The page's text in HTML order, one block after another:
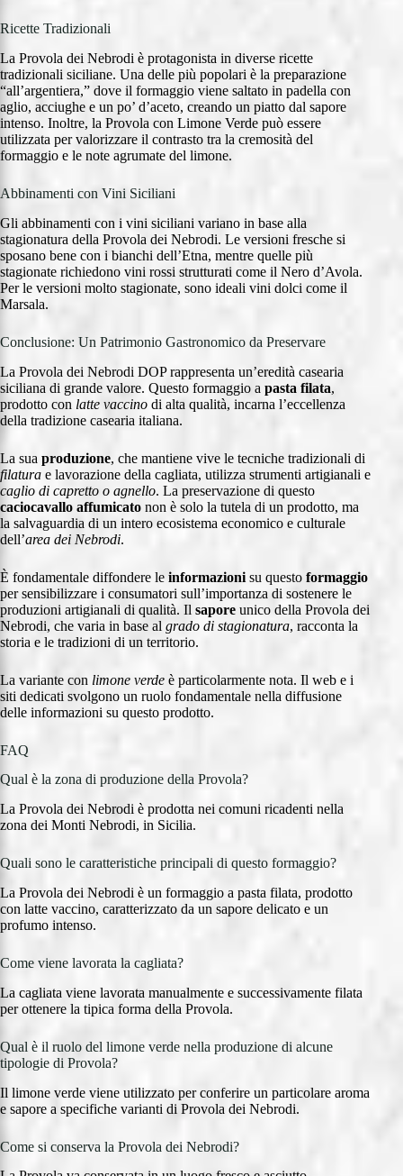
Ricette Tradizionali
La Provola dei Nebrodi è protagonista in diverse ricette
tradizionali siciliane. Una delle più popolari è la preparazione
“all’argentiera,” dove il formaggio viene saltato in padella con
aglio, acciughe e un po’ d’aceto, creando un piatto dal sapore
intenso. Inoltre, la Provola con Limone Verde può essere
utilizzata per valorizzare il contrasto tra la cremosità del
formaggio e le note agrumate del limone.
Abbinamenti con Vini Siciliani
Gli abbinamenti con i vini siciliani variano in base alla
stagionatura della Provola dei Nebrodi. Le versioni fresche si
sposano bene con i bianchi dell’Etna, mentre quelle più
stagionate richiedono vini rossi strutturati come il Nero d’Avola.
Per le versioni molto stagionate, sono ideali vini dolci come il
Marsala.
Conclusione: Un Patrimonio Gastronomico da Preservare
La Provola dei Nebrodi DOP rappresenta un’eredità casearia
siciliana di grande valore. Questo formaggio a pasta filata,
prodotto con latte vaccino di alta qualità, incarna l’eccellenza
della tradizione casearia italiana.
La sua produzione, che mantiene vive le tecniche tradizionali di
filatura e lavorazione della cagliata, utilizza strumenti artigianali e
caglio di capretto o agnello. La preservazione di questo
caciocavallo affumicato non è solo la tutela di un prodotto, ma
la salvaguardia di un intero ecosistema economico e culturale
dell’area dei Nebrodi.
È fondamentale diffondere le informazioni su questo formaggio
per sensibilizzare i consumatori sull’importanza di sostenere le
produzioni artigianali di qualità. Il sapore unico della Provola dei
Nebrodi, che varia in base al grado di stagionatura, racconta la
storia e le tradizioni di un territorio.
La variante con limone verde è particolarmente nota. Il web e i
siti dedicati svolgono un ruolo fondamentale nella diffusione
delle informazioni su questo prodotto.
FAQ
Qual è la zona di produzione della Provola?
La Provola dei Nebrodi è prodotta nei comuni ricadenti nella
zona dei Monti Nebrodi, in Sicilia.
Quali sono le caratteristiche principali di questo formaggio?
La Provola dei Nebrodi è un formaggio a pasta filata, prodotto
con latte vaccino, caratterizzato da un sapore delicato e un
profumo intenso.
Come viene lavorata la cagliata?
La cagliata viene lavorata manualmente e successivamente filata
per ottenere la tipica forma della Provola.
Qual è il ruolo del limone verde nella produzione di alcune
tipologie di Provola?
Il limone verde viene utilizzato per conferire un particolare aroma
e sapore a specifiche varianti di Provola dei Nebrodi.
Come si conserva la Provola dei Nebrodi?